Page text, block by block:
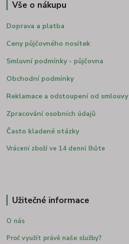
Vše o nákupu
Doprava a platba
Ceny půjčovného nosítek
Smluvní podmínky - půjčovna
Obchodní podmínky
Reklamace a odstoupení od smlouvy
Zpracování osobních údajů
Často kladené otázky
Vrácení zboží ve 14 denní lhůte
Užitečné informace
O nás
Proč využít právě naše služby?